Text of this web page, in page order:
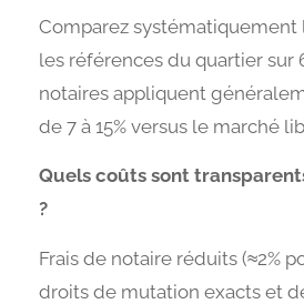
Comparez systématiquement
les références du quartier sur
notaires appliquent
de 7 à 15% versus le marché
Quels coûts sont
?
Frais de notaire réduits (≈2%
droits de mutation exacts et